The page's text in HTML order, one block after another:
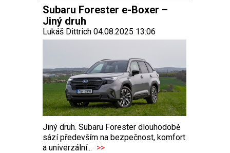
Subaru Forester e-Boxer –
Jiný druh
Lukáš Dittrich 04.08.2025 13:06
Jiný druh. Subaru Forester dlouhodobě
sází především na bezpečnost, komfort
a univerzální... >>